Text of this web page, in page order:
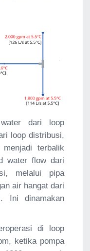
dari loop
loop distribusi,
terbalik
water flow dari
melalui pipa
air hangat dari
Ini dinamakan
di loop
ketika pompa